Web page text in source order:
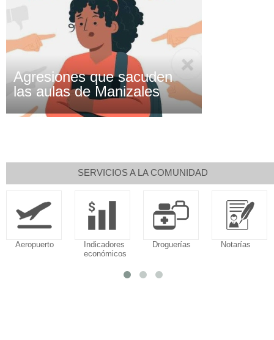
Agresiones que sacuden
las aulas de Manizales
SERVICIOS A LA COMUNIDAD
Aeropuerto
Indicadores
económicos
Droguerías Notarías